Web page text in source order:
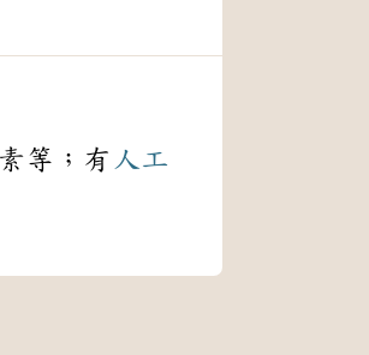
等；有 人工